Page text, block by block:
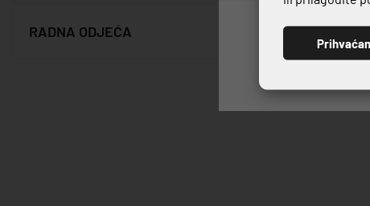
RADNA ODJEĆA
245,38 €